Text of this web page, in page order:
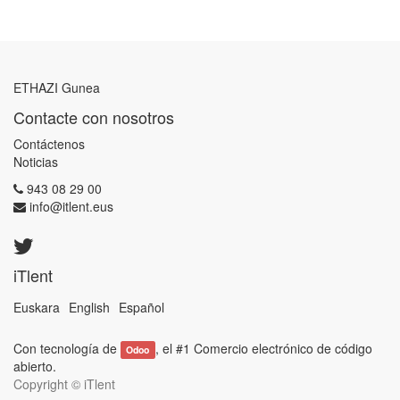
ETHAZI Gunea
Contacte con nosotros
Contáctenos
Noticias
943 08 29 00
info@itlent.eus
iTlent
Euskara English Español
Con tecnología de Odoo , el #1 Comercio electrónico de código
abierto.
Copyright © iTlent